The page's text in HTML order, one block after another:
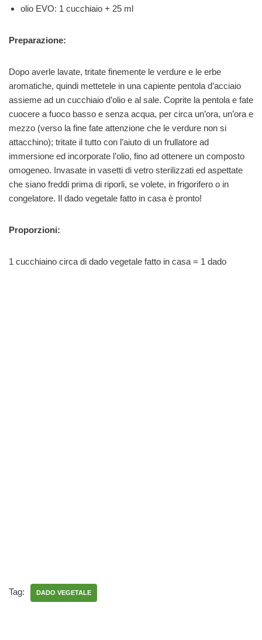
olio EVO: 1 cucchiaio + 25 ml
Preparazione:
Dopo averle lavate, tritate finemente le verdure e le erbe
aromatiche, quindi mettetele in una capiente pentola d’acciaio
assieme ad un cucchiaio d’olio e al sale. Coprite la pentola e fate
cuocere a fuoco basso e senza acqua, per circa un’ora, un’ora e
mezzo (verso la fine fate attenzione che le verdure non si
attacchino); tritate il tutto con l’aiuto di un frullatore ad
immersione ed incorporate l’olio, fino ad ottenere un composto
omogeneo. Invasate in vasetti di vetro sterilizzati ed aspettate
che siano freddi prima di riporli, se volete, in frigorifero o in
congelatore. Il dado vegetale fatto in casa è pronto!
Proporzioni:
1 cucchiaino circa di dado vegetale fatto in casa = 1 dado
Tag: DADO VEGETALE